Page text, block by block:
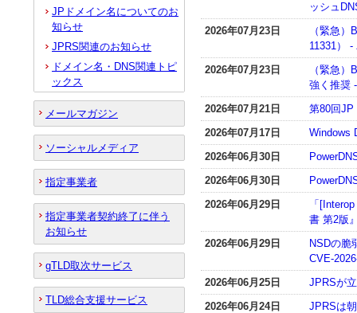
ッシュ
2026年07月23日
（緊急
11331）
2026年07月23日
（緊急
強く推奨 -
2026年07月21日
第80回JP
2026年07月17日
Windows
2026年06月30日
2026年06月30日
2026年06月29日
「
書 第2版
2026年06月29日
NSDの脆
CVE-
2026年06月25日
JPRSが
2026年06月24日
JPRSは
JPドメイン名についてのお
知らせ
JPRS関連のお知らせ
ドメイン名・DNS関連トピ
ックス
メールマガジン
ソーシャルメディア
指定事業者
指定事業者契約終了に伴う
お知らせ
gTLD取次サービス
TLD総合支援サービス